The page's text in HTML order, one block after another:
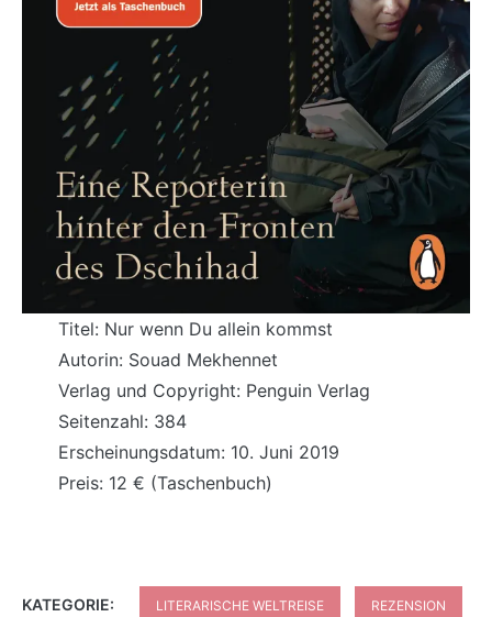
Titel: Nur wenn Du allein kommst
Autorin: Souad Mekhennet
Verlag und Copyright: Penguin Verlag
Seitenzahl: 384
Erscheinungsdatum: 10. Juni 2019
Preis: 12 € (Taschenbuch)
KATEGORIE: LITERARISCHE WELTREISE REZENSION